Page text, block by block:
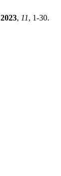
2023, 11, 1-30.